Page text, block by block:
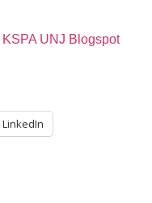
KSPA UNJ Blogspot
LinkedIn